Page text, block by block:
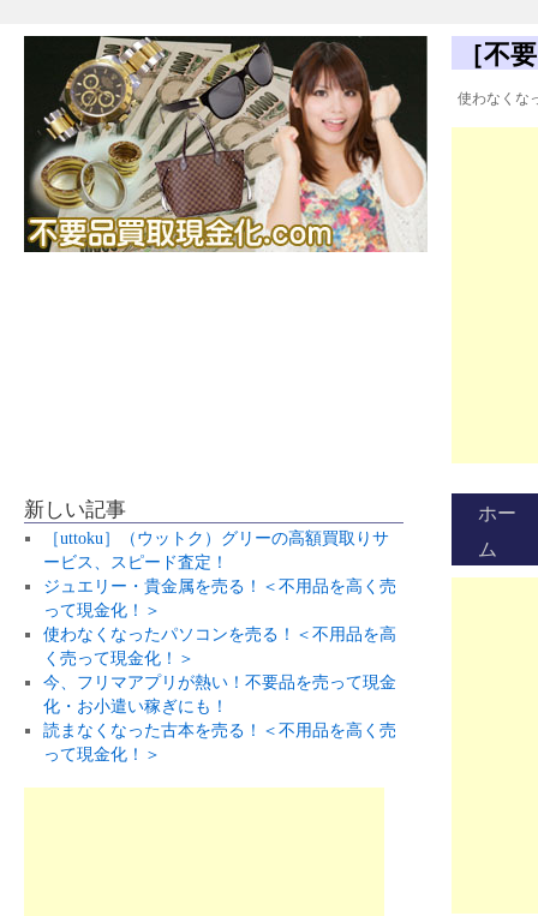
［不
使わなくな
ホー
ム
新しい記事
［uttoku］（ウットク）グリーの高額買取りサ
ービス、スピード査定！
ジュエリー・貴金属を売る！＜不用品を高く売
って現金化！＞
使わなくなったパソコンを売る！＜不用品を高
く売って現金化！＞
今、フリマアプリが熱い！不要品を売って現金
化・お小遣い稼ぎにも！
読まなくなった古本を売る！＜不用品を高く売
って現金化！＞